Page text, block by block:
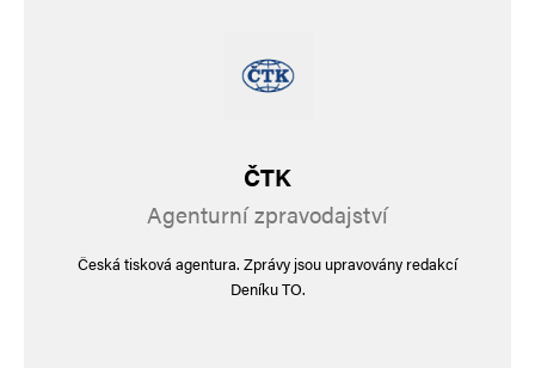
ČTK
Agenturní zpravodajství
Česká tisková agentura. Zprávy jsou upravovány redakcí
Deníku TO.